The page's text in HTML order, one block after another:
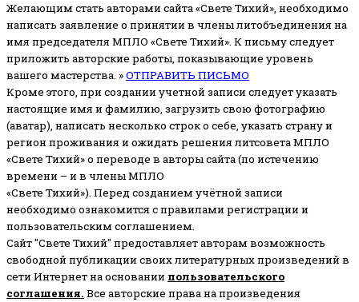
Желающим стать авторами сайта «Свете Тихий», необходимо
написать заявление о принятии в члены литобъединения на
имя председателя МПЛО «Свете Тихий». К письму следует
приложить авторские работы, показывающие уровень
вашего мастерства. »ОТПРАВИТЬ ПИСЬМО
Кроме этого, при создании учетной записи следует указать
настоящие имя и фамилию, загрузить свою фотографию
(аватар), написать несколько строк о себе, указать страну и
регион проживания и ожидать решения литсовета МПЛО
«Свете Тихий» о переводе в авторы сайта (по истечению
времени – и в члены МПЛО
«Свете Тихий»). Перед созданием учётной записи
необходимо ознакомится с правилами регистрации и
пользовательским соглашением.
Сайт "Свете Тихий" предоставляет авторам возможность
свободной публикации своих литературных произведений в
сети Интернет на основании пользовательского
соглашения. Все авторские права на произведения